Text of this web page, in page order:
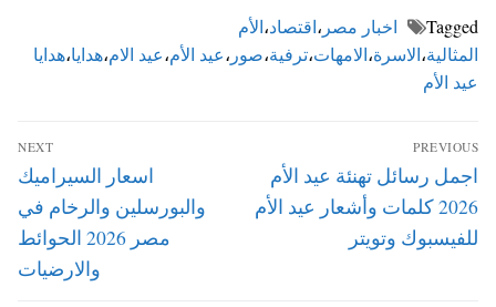
Tagged اخبار مصر ،اقتصاد،الأم
المثالية،الاسرة،الامهات،ترفية،صور ،عيد الأم،عيد الام،هدايا،هدايا
عيد الأم
تصفّح
المقالات
PREVIOUS
Previous
post:
اجمل رسائل تهنئة عيد الأم
2026 كلمات وأشعار عيد الأم
للفيسبوك وتويتر
NEXT
Next
post:
اسعار السيراميك
والبورسلين والرخام في
مصر 2026 الحوائط
والارضيات